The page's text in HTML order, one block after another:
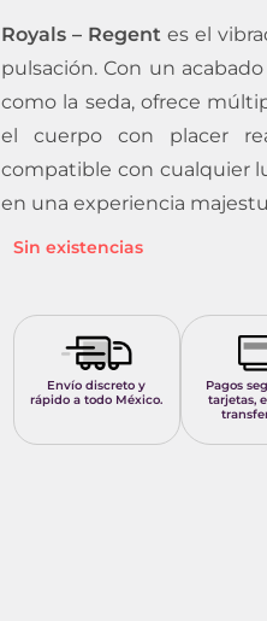
Royals – Regentes el
pulsación. Con un
como la seda, ofrece
el cuerpo con placer
compatible con cualquier
en una experiencia
Sin existencias
Envío discreto y
rápido a todo México.
Pagos
tarjetas,